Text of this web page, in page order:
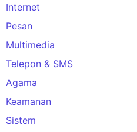
Internet
Pesan
Multimedia
Telepon & SMS
Agama
Keamanan
Sistem